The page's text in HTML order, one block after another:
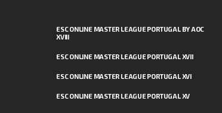
ESC ONLINE MASTER LEAGUE PORTUGAL BY AOC
XVIII
ESC ONLINE MASTER LEAGUE PORTUGAL XVII
ESC ONLINE MASTER LEAGUE PORTUGAL XVI
ESC ONLINE MASTER LEAGUE PORTUGAL XV